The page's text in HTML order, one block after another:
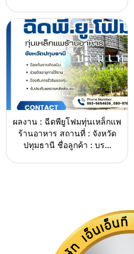
ผลงาน : ฉีดพียูโฟมทุ่นเหล็กแพ
ร้านอาหาร สถานที่ : จังหวัด
ปทุมธานี ชื่อลูกค้า : บร…